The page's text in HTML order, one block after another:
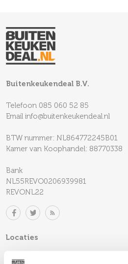
Buitenkeukendeal B.V.
Telefoon 085 060 52 85
Email info@buitenkeukendeal.nl
BTW nummer: NL864772245B01
Kamer van Koophandel: 88770338
Bank
NL55REVO0206939981
REVONL22
Locaties
Productie